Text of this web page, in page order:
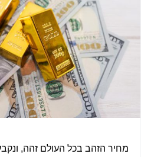
מחיר הזהב בכל העולם זהה,